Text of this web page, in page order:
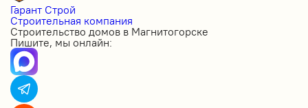
Гарант Строй
Строительная компания
Строительство домов в Магнитогорске
Пишите, мы онлайн: